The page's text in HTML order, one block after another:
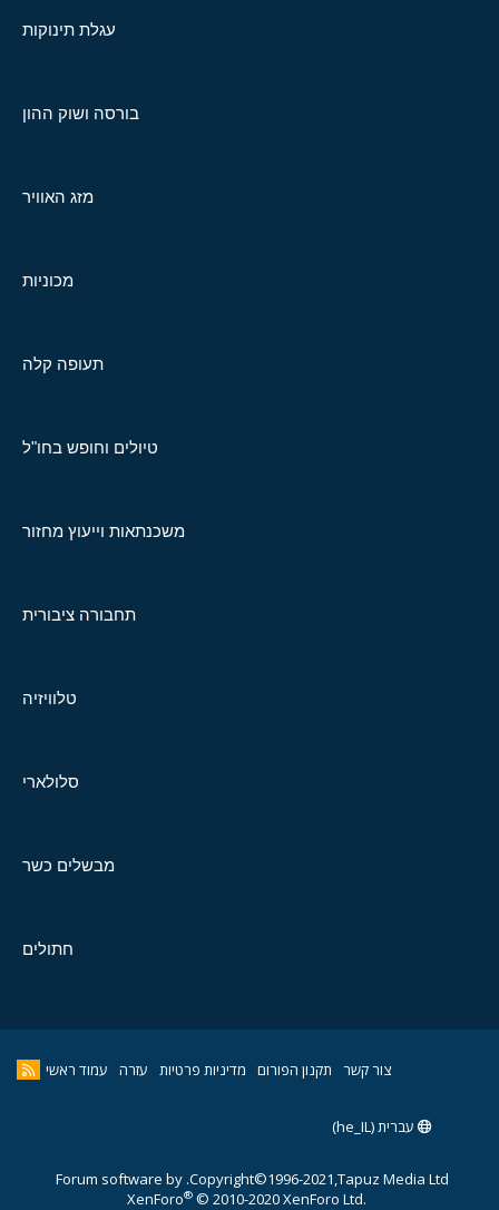
עגלת תינוקות
בורסה ושוק ההון
מזג האוויר
מכוניות
תעופה קלה
טיולים וחופש בחו"ל
משכנתאות וייעוץ מחזור
תחבורה ציבורית
טלוויזיה
סלולארי
מבשלים כשר
חתולים
צור קשר תקנון הפורום מדיניות פרטיות עזרה עמוד ראשי
עברית (he_IL)
Copyright©1996-2021,Tapuz Media Ltd.
Forum software by
XenForo® © 2010-2020 XenForo Ltd.